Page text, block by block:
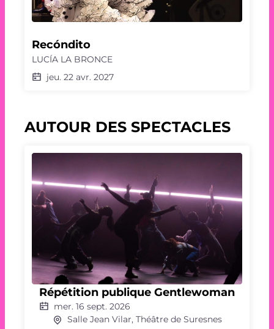
Recóndito
LUCÍA LA BRONCE
jeu. 22 avr. 2027
AUTOUR DES SPECTACLES
Répétition
publique
Gentlewoman
Répétition publique Gentlewoman
mer. 16 sept. 2026
Salle Jean Vilar, Théâtre de Suresnes